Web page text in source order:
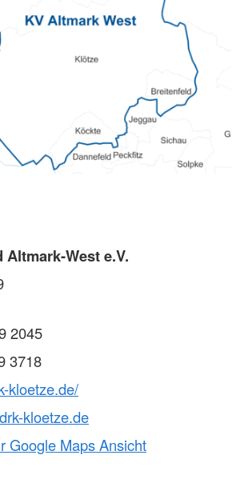
West e.V.
2045
3718
kloetze.de/
kloetze.de
Google Maps Ansicht